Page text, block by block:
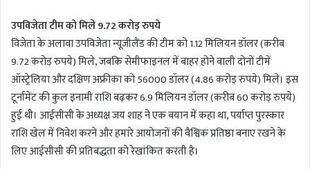
उपविजेता टीम को मिले 9.72 करोड़ रुपये
विजेता के अलावा उपविजेता न्यूजीलैंड की टीम को 1.12 मिलियन डॉलर (करीब
9.72 करोड़ रुपये) मिले, जबकि सेमीफाइनल में बाहर होने वाली दोनों टीमें
ऑस्ट्रेलिया और दक्षिण अफ्रीका को 56000 डॉलर (4.86 करोड़ रुपये) मिले। इस
टूर्नामेंट की कुल इनामी राशि बढ़कर 6.9 मिलियन डॉलर (करीब 60 करोड़ रुपये)
हुई थी। आईसीसी के अध्यक्ष जय शाह ने एक बयान में कहा था, पर्याप्त पुरस्कार
राशि खेल में निवेश करने और हमारे आयोजनों की वैश्विक प्रतिष्ठा बनाए रखने के
लिए आईसीसी की प्रतिबद्धता को रेखांकित करती है।